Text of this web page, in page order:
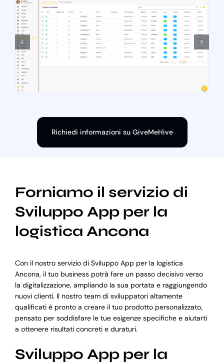
Richiedi informazioni su GiveMeHive
Forniamo il servizio di
Sviluppo App per la
logistica Ancona
Con il nostro servizio di Sviluppo App per la logistica
Ancona, il tuo business potrà fare un passo decisivo verso
la digitalizzazione, ampliando la sua portata e raggiungendo
nuovi clienti. Il nostro team di sviluppatori altamente
qualificati è pronto a creare il tuo prodotto personalizzato,
pensato per soddisfare le tue esigenze specifiche e aiutarti
a ottenere risultati concreti e duraturi.
Sviluppo App per la